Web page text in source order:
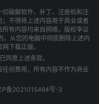
破解软件、补丁、注册机和注
不得将上述内容用于商业或者
有内容均来自网络，版权争议
从您的电脑中彻底删除上述内
下载正版。
同意上述条款。
何费用，所有内容不作为商业
备2021015464号-3